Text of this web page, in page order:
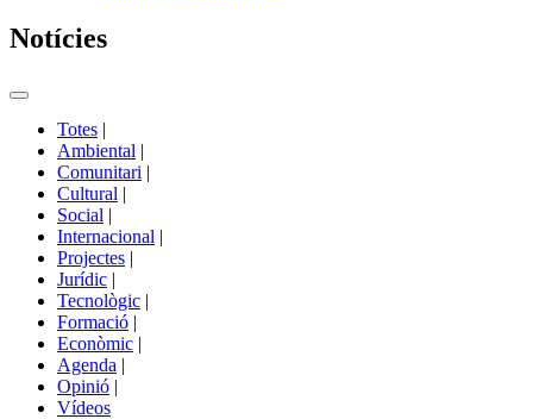
Notícies
Commutador
portals
Totes |
Ambiental |
Comunitari |
Cultural |
Social |
Internacional |
Projectes |
Jurídic |
Tecnològic |
Formació |
Econòmic |
Agenda |
Opinió |
Vídeos